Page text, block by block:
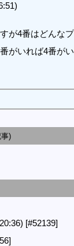
が4番はどんな
がいれば4番が
)
[#52139]